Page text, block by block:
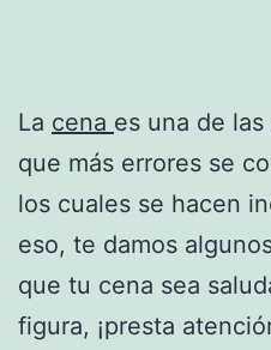
La cena es una de
que más errores se
los cuales se hacen
eso, te damos
que tu cena sea
figura, ¡presta